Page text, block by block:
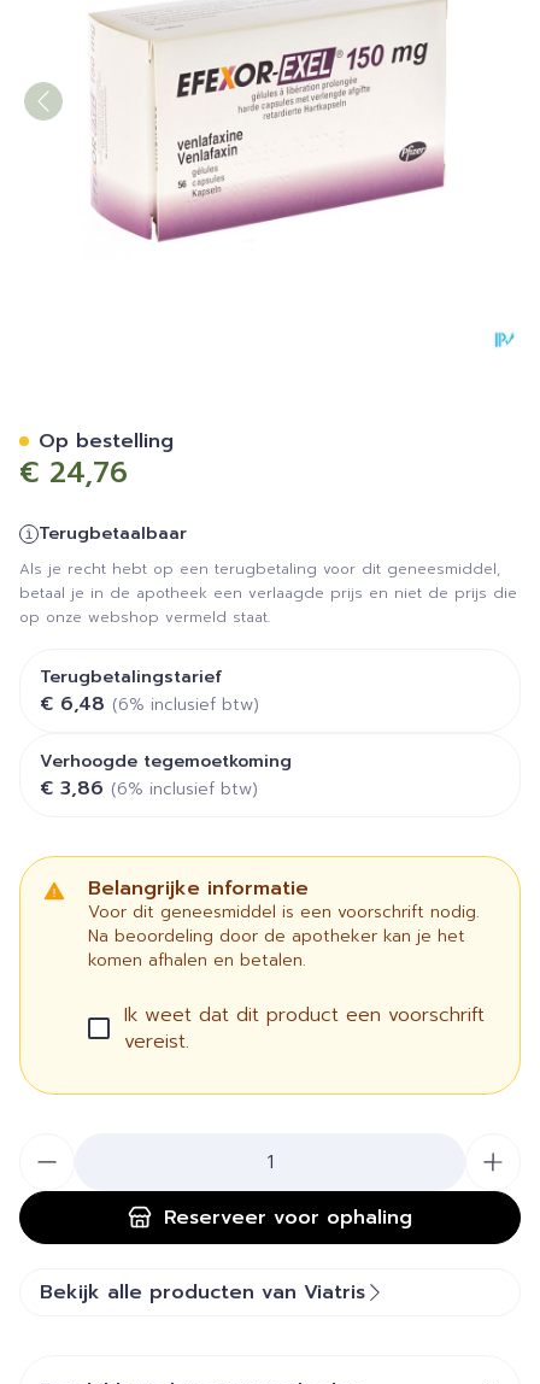
€ 24,76
Terugbetaalbaar
Als je recht hebt op een terugbetaling voor dit geneesmiddel,
betaal je in de apotheek een verlaagde prijs en niet de prijs die
op onze webshop vermeld staat.
Terugbetalingstarief
€ 6,48 (6% inclusief btw)
Verhoogde tegemoetkoming
€ 3,86 (6% inclusief btw)
Belangrijke informatie
Voor dit geneesmiddel is een voorschrift nodig.
Na beoordeling door de apotheker kan je het
komen afhalen en betalen.
Ik weet dat dit product een voorschrift
vereist.
Reserveer voor ophaling
Op bestelling
Bekijk alle producten van Viatris